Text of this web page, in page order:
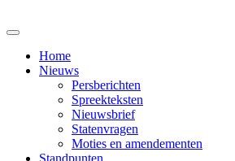
Home
Nieuws
Persberichten
Spreekteksten
Nieuwsbrief
Statenvragen
Moties en amendementen
Standpunten